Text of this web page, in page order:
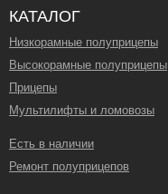
КАТАЛОГ
Низкорамные полуприцепы
Высокорамные полуприцепы
Прицепы
Мультилифты и ломовозы
Есть в наличии
Ремонт полуприцепов